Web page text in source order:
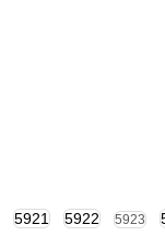
5921 5922 5923